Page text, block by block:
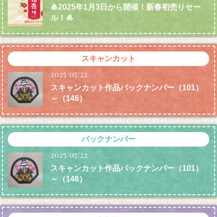
🎍2025年1月3日から開催！新春初売りセー
ル！🎍
スキャンカット
2025/07/22
スキャンカット作品バックナンバー（101）
～（146）
バックナンバー
2025/07/22
スキャンカット作品バックナンバー（101）
～（146）